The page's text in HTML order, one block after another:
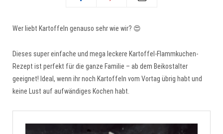
Wer liebt Kartoffeln genauso sehr wie wir? 😍
Dieses super einfache und mega leckere Kartoffel-Flammkuchen-
Rezept ist perfekt für die ganze Familie – ab dem Beikostalter
geeignet! Ideal, wenn ihr noch Kartoffeln vom Vortag übrig habt und
keine Lust auf aufwändiges Kochen habt.